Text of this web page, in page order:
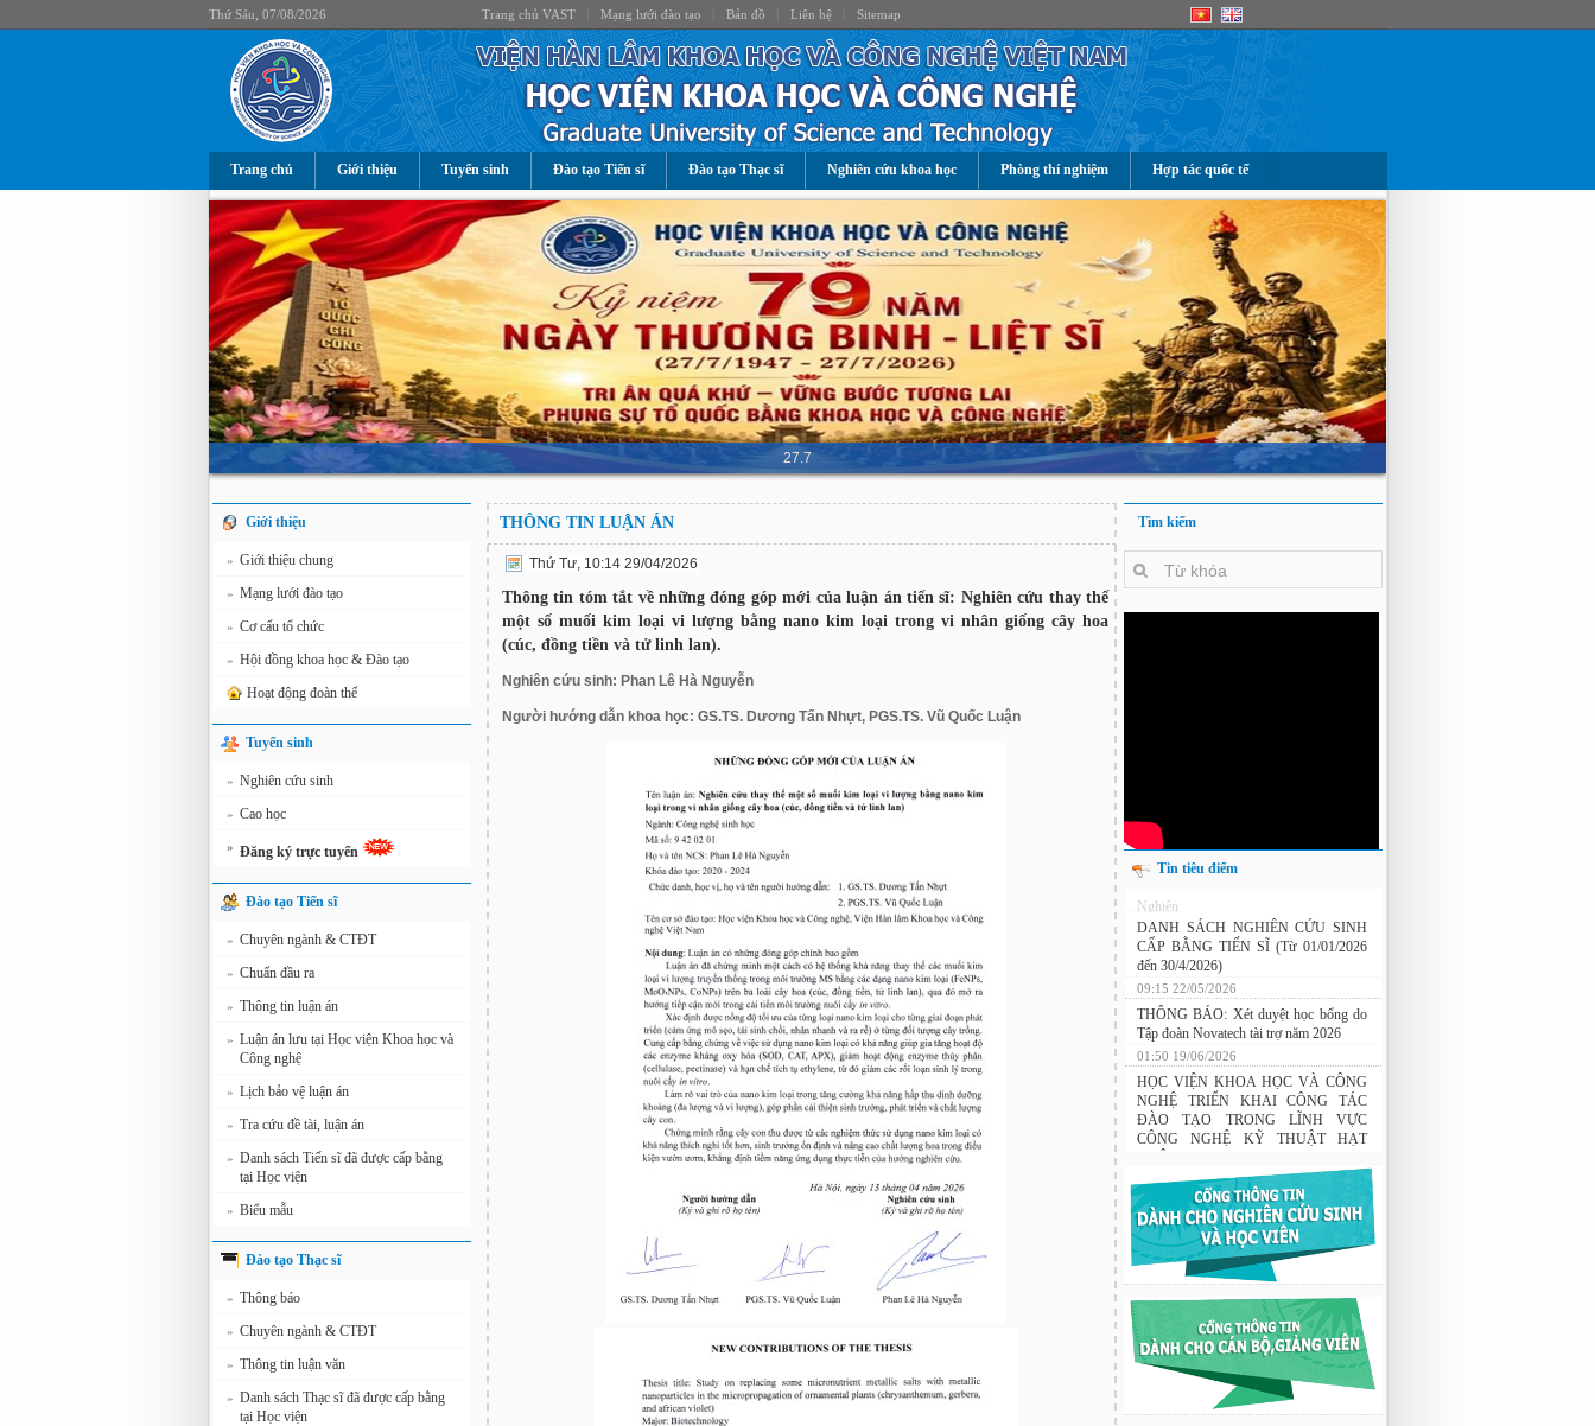
Thứ Sáu, 07/08/2026 Trang chủ VAST| Mạng lưới đào tạo Bản đồ Liên hệ| Sitemap
Trang chủ Giới thiệu Tuyển sinh Đào tạo Tiến sĩ Đào tạo Thạc sĩ Nghiên cứu khoa học Phòng thí nghiệm Hợp tác quốc tế
27.7
Giới thiệu
» Giới thiệu chung
» Mạng lưới đào tạo
» Cơ cấu tổ chức
» Hội đồng khoa học & Đào tạo
Hoạt động đoàn thể
Tuyển sinh
» Nghiên cứu sinh
» Cao học
» Đăng ký trực tuyến
Đào tạo Tiến sĩ
» Chuyên ngành & CTĐT
» Chuẩn đầu ra
» Thông tin luận án
» Luận án lưu tại Học viện Khoa học và
Công nghệ
» Lịch bảo vệ luận án
» Tra cứu đề tài, luận án
» Danh sách Tiến sĩ đã được cấp bằng
tại Học viện
» Biểu mẫu
Đào tạo Thạc sĩ
» Thông báo
» Chuyên ngành & CTĐT
» Thông tin luận văn
» Danh sách Thạc sĩ đã được cấp bằng
tại Học viện
THÔNG TIN LUẬN ÁN
Thứ Tư, 10:14 29/04/2026
Thông tin tóm tắt về những đóng góp mới của luận án tiến sĩ: Nghiên cứu thay thế
một số muối kim loại vi lượng bằng nano kim loại trong vi nhân giống cây hoa
(cúc, đồng tiền và tử linh lan).
Nghiên cứu sinh: Phan Lê Hà Nguyễn
Người hướng dẫn khoa học: GS.TS. Dương Tấn Nhựt, PGS.TS. Vũ Quốc Luận
Tìm kiếm
Tin tiêu điểm
Nghiên cứu chế tạo hệ thống xác định
hướng vật thể độ chính xác cao dựa trên
từ kế và vật liệu biến hóa
DANH SÁCH NGHIÊN CỨU SINH
CẤP BẰNG TIẾN SĨ (Từ 01/01/2026
đến 30/4/2026)
09:15 22/05/2026
THÔNG BÁO: Xét duyệt học bổng do
Tập đoàn Novatech tài trợ năm 2026
01:50 19/06/2026
HỌC VIỆN KHOA HỌC VÀ CÔNG
NGHỆ TRIỂN KHAI CÔNG TÁC
ĐÀO TẠO TRONG LĨNH VỰC
CÔNG NGHỆ KỸ THUẬT HẠT
NHÂN
03:41 08/07/2026
GIAO LƯU TRAO ĐỔI HỌC THUẬT
GIỮA HỌC VIỆN KHOA HỌC VÀ
HỌC OSAKA, TRƯỜNG TRUNG
HỌC HYOGO (NHẬT BẢN) VÀ
TRƯỜNG TRUNG HỌC PHỔ
THÔNG CHUYÊN KHOA HỌC TỰ
02:22 23/07/2026